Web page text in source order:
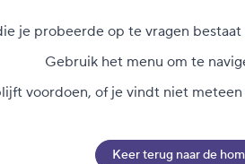
je probeerde op te vragen
Gebruik het menu om te
voordoen, of je vindt niet
Keer terug naar de